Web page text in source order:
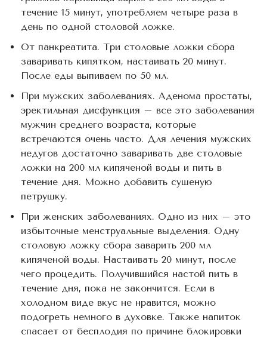
течение 15 минут, употребляем четыре раза в
день по одной столовой ложке.
От панкреатита. Три столовые ложки сбора
заваривать кипятком, настаивать 20 минут.
После еды выпиваем по 50 мл.
При мужских заболеваниях. Аденома простаты,
эректильная дисфункция – все это заболевания
мужчин среднего возраста, которые
встречаются очень часто. Для лечения мужских
недугов достаточно заваривать две столовые
ложки на 200 мл кипяченой воды и пить в
течение дня. Можно добавить сушеную
петрушку.
При женских заболеваниях. Одно из них – это
избыточные менструальные выделения. Одну
столовую ложку сбора заварить 200 мл
кипяченой воды. Настаивать 20 минут, после
чего процедить. Получившийся настой пить в
течение дня, пока не закончится. Если в
холодном виде вкус не нравится, можно
подогреть немного в духовке. Также напиток
спасает от бесплодия по причине блокировки